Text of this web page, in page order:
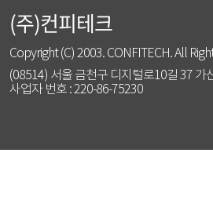
(주)컨피테크
Copyright (C) 2003. CONFITECH. All
(08514) 서울 금천구 디지털로10길 37
사업자 번호 : 220-86-75230